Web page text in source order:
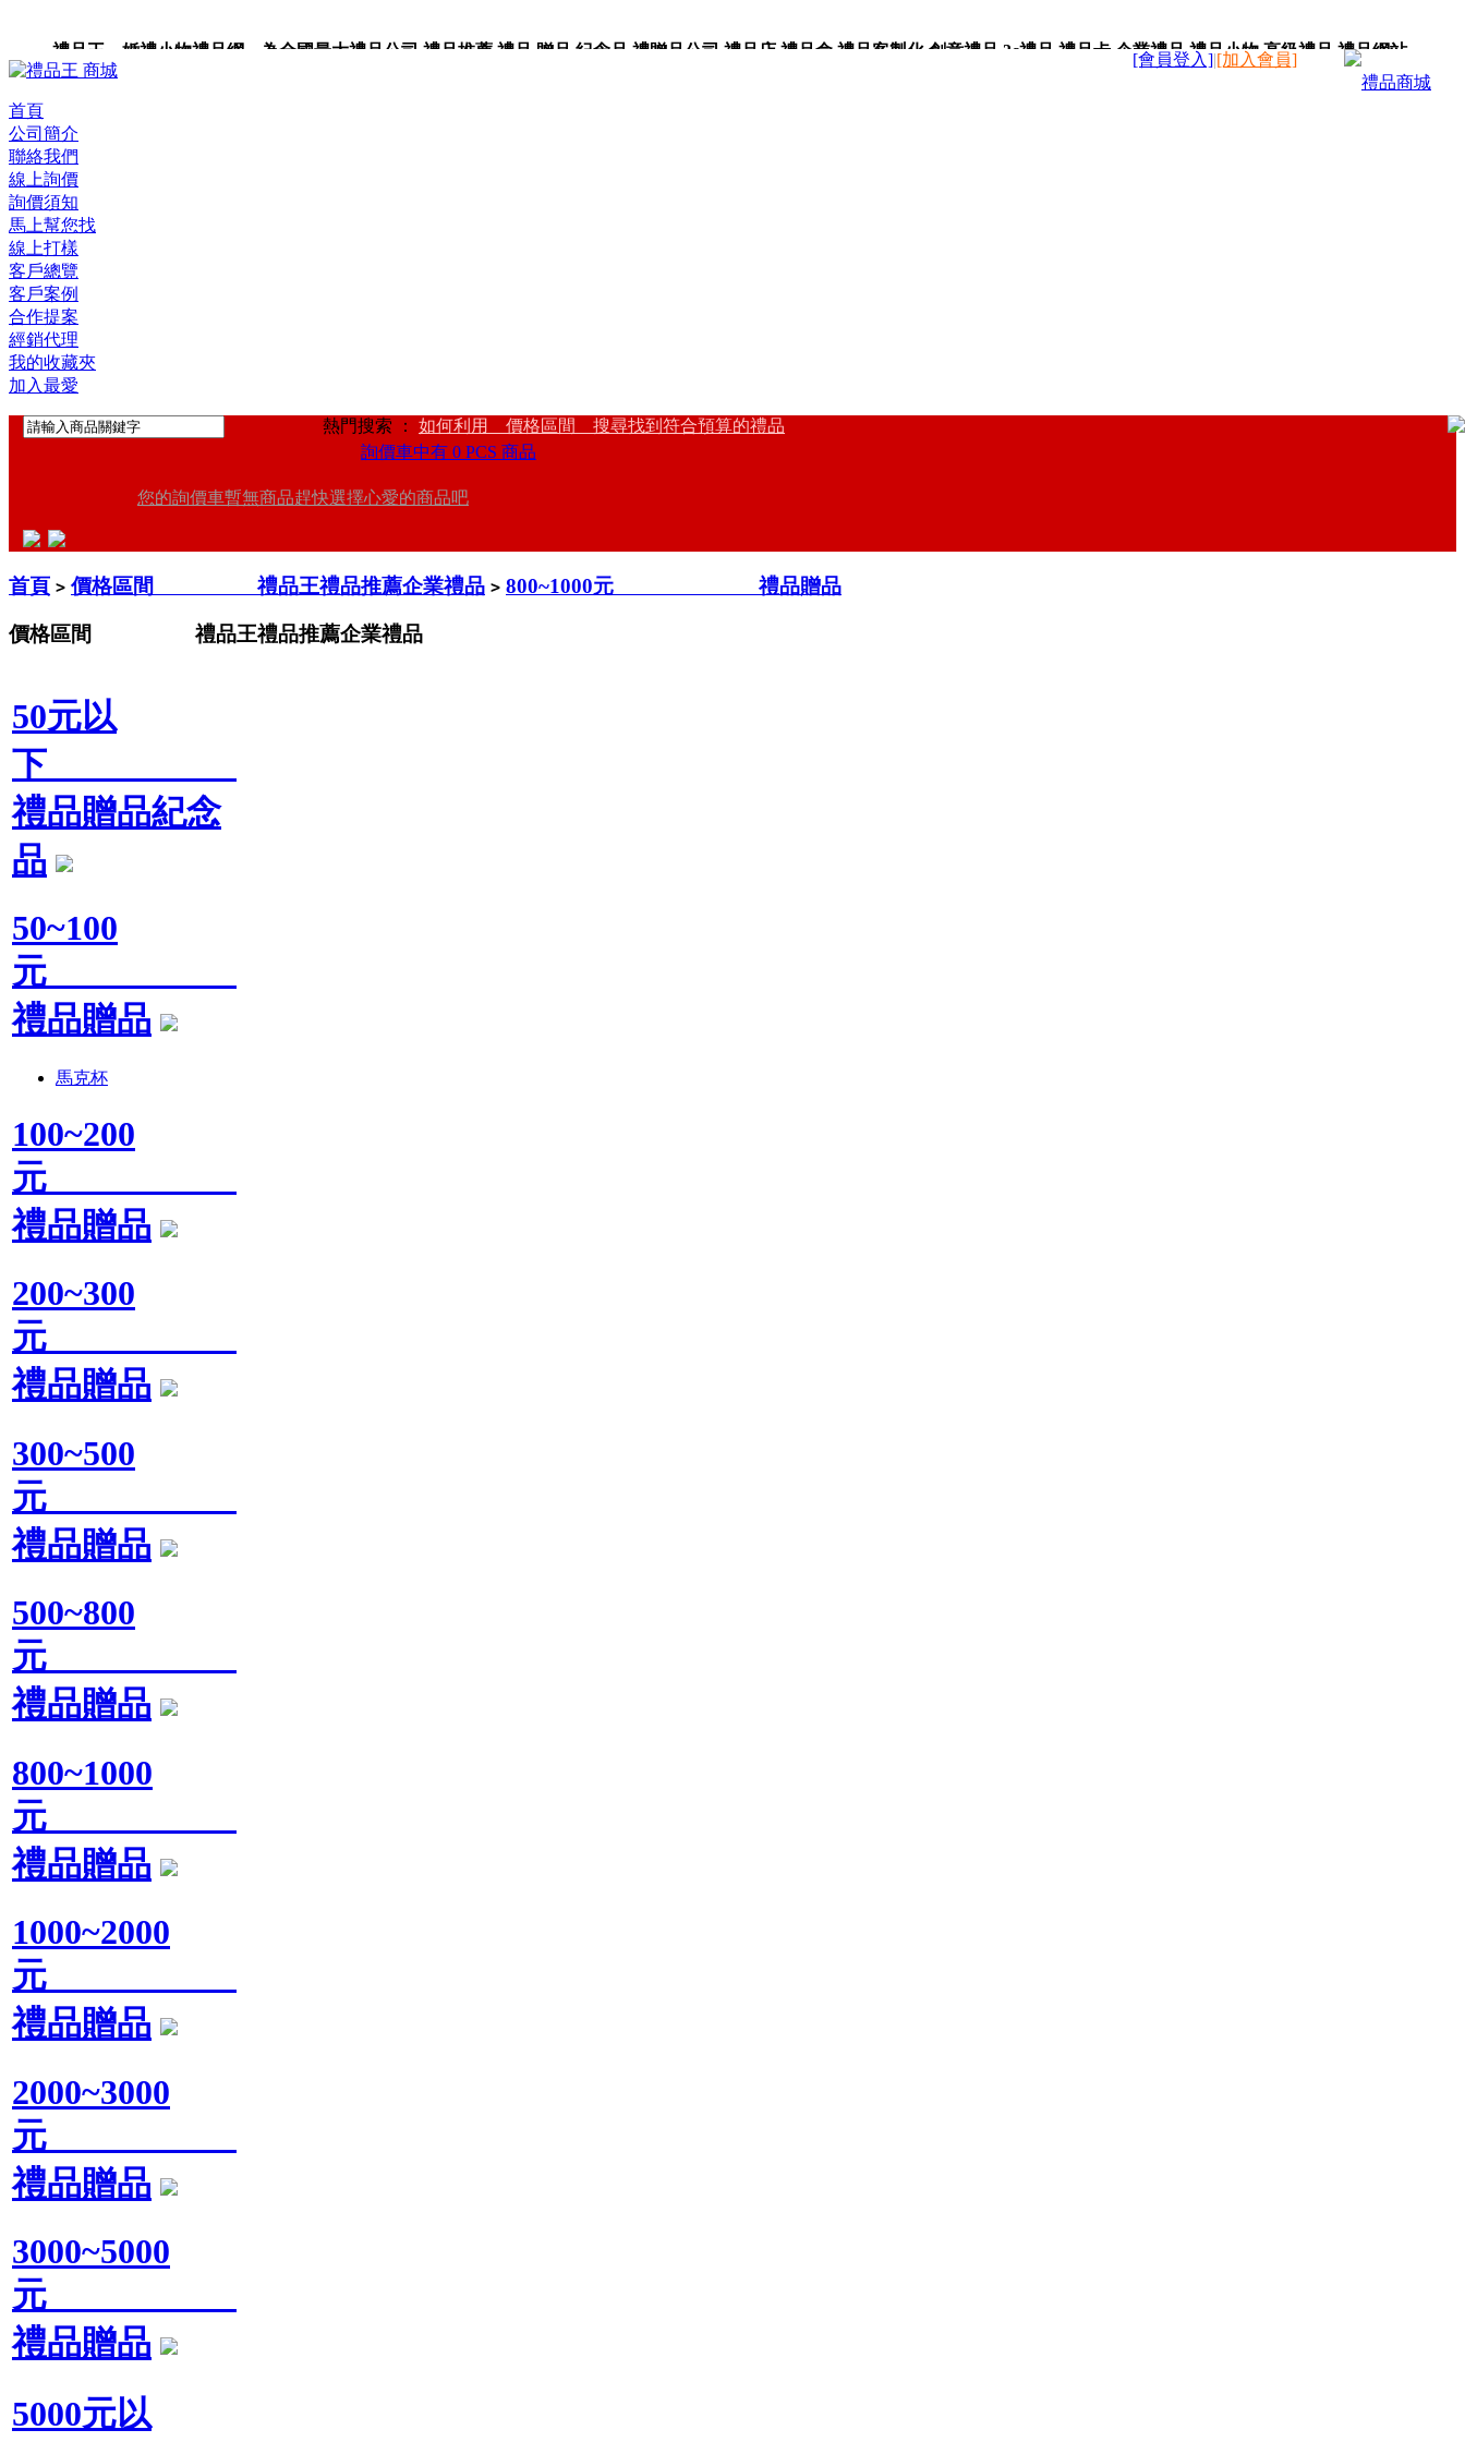
禮品王 婚禮小物禮品網 為全國最大禮品公司,禮品推薦,禮品,贈品,紀念品,禮贈品公司,禮品店,禮品盒,禮品客製化,創意禮品,3c禮品,禮品卡,企業禮品,禮品小物,高級禮品,禮品網站。
禮品商城
[會員登入]|[加入會員]
首頁
公司簡介
聯絡我們
線上詢價
詢價須知
馬上幫您找
線上打樣
客戶總覽
客戶案例
合作提案
經銷代理
我的收藏夾
加入最愛
熱門搜索 ： 如何利用 價格區間 搜尋找到符合預算的禮品
詢價車中有 0 PCS 商品
您的詢價車暫無商品趕快選擇心愛的商品吧
首頁 > 價格區間 禮品王禮品推薦企業禮品 > 800~1000元 禮品贈品
價格區間 禮品王禮品推薦企業禮品
50元以
下
禮品贈品紀念
品
50~100
元
禮品贈品
馬克杯
100~200
元
禮品贈品
200~300
元
禮品贈品
300~500
元
禮品贈品
500~800
元
禮品贈品
800~1000
元
禮品贈品
1000~2000
元
禮品贈品
2000~3000
元
禮品贈品
3000~5000
元
禮品贈品
5000元以